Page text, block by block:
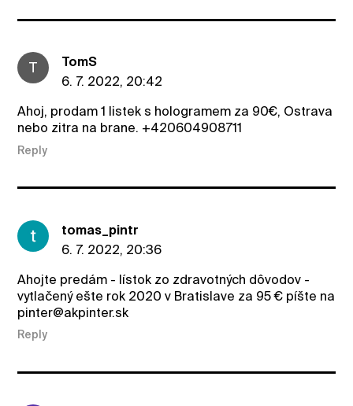
T
TomS
6. 7. 2022, 20:42
Ahoj, prodam 1 listek s hologramem za 90€, Ostrava
nebo zitra na brane. +420604908711
Reply
tomas_pintr
6. 7. 2022, 20:36
Ahojte predám - lístok zo zdravotných dôvodov -
vytlačený ešte rok 2020 v Bratislave za 95 € píšte na
pinter@akpinter.sk
Reply